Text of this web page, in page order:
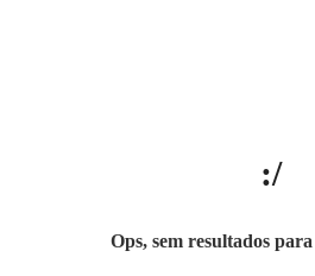
:/
Ops, sem resultados